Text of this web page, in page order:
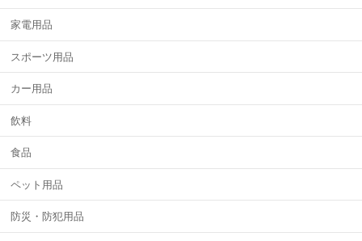
家電用品
スポーツ用品
カー用品
飲料
食品
ペット用品
防災・防犯用品